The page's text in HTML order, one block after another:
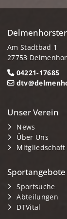
Am Stadtbad 1
27753
04221-17685
Unser Verein
News
Über Uns
Mitgliedschaft
Sportangebote
Sportsuche
Abteilungen
DTVital